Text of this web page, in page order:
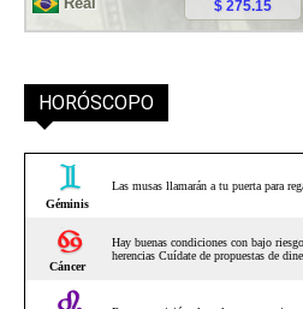
HORÓSCOPO